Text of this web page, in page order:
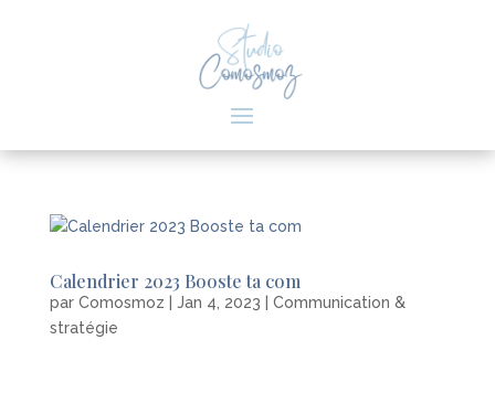
Calendrier 2023 Booste ta com
par Comosmoz Jan 4, 2023
Communication &
stratégie